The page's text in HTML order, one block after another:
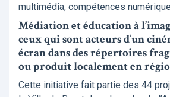
multimédia, compétences
Médiation et éducation à
ceux qui sont acteurs d’un
écran dans des répertoires
ou produit localement en
Cette initiative fait partie des 44